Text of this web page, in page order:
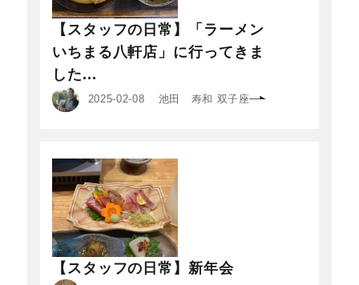
【スタッフの日常】「ラーメン
いちまる八軒店」に行ってきま
した...
2025-02-08 池田 寿和 双子座
【スタッフの日常】新年会